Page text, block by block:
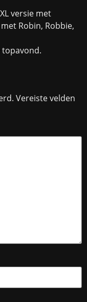
versie met
Robin, Robbie,
topavond.
Vereiste velden